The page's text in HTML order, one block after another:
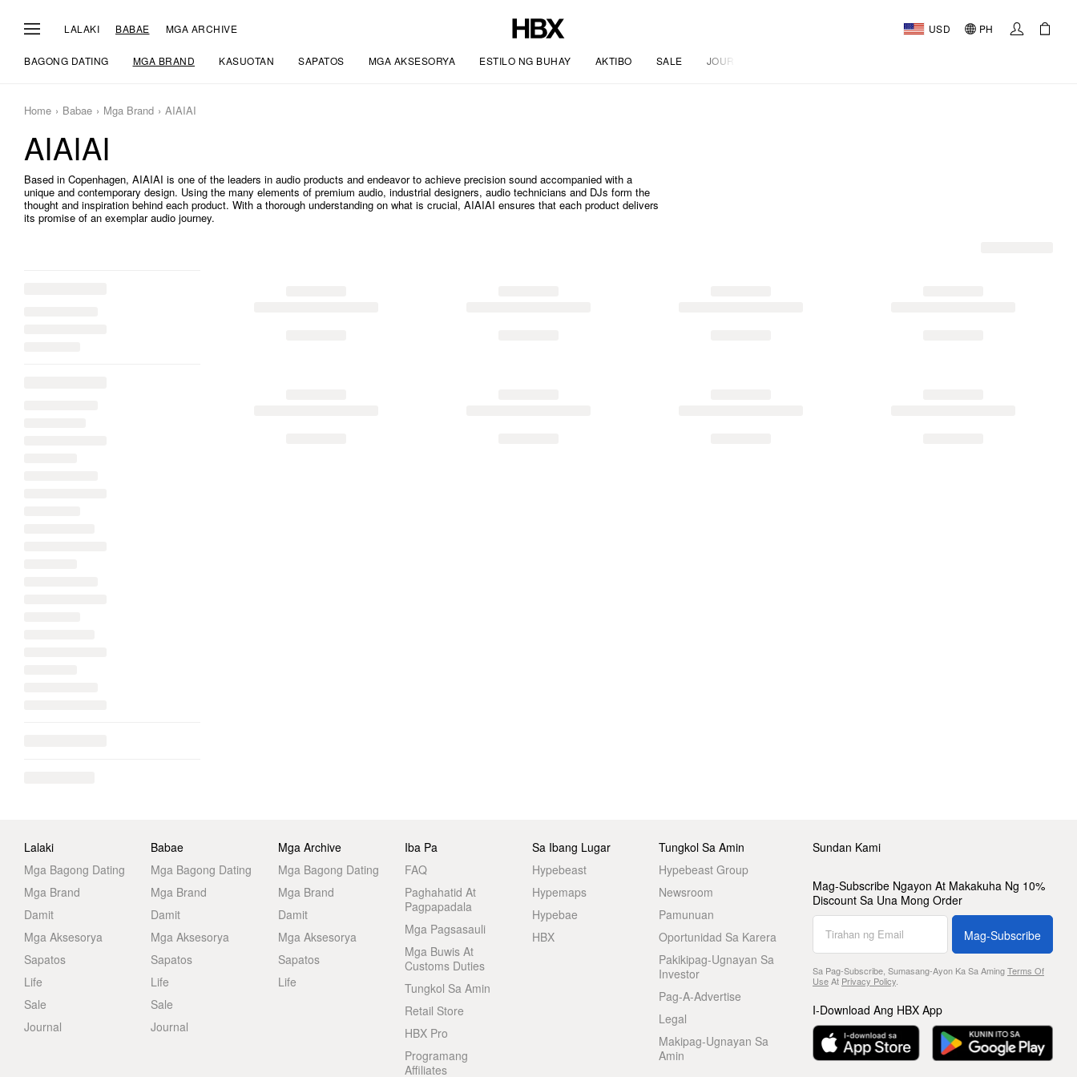
LALAKI BABAE MGA ARCHIVE USD PH
BAGONG DATING MGA BRAND KASUOTAN SAPATOS MGA AKSESORYA ESTILO NG BUHAY AKTIBO SALE JOURNAL
Home Babae Mga Brand AIAIAI
AIAIAI
Based in Copenhagen, AIAIAI is one of the leaders in audio products and endeavor to achieve precision sound accompanied with a
unique and contemporary design. Using the many elements of premium audio, industrial designers, audio technicians and DJs form the
thought and inspiration behind each product. With a thorough understanding on what is crucial, AIAIAI ensures that each product delivers
its promise of an exemplar audio journey.
Lalaki
Mga Bagong Dating
Mga Brand
Damit
Mga Aksesorya
Sapatos
Life
Sale
Journal
Babae
Mga Bagong Dating
Mga Brand
Damit
Mga Aksesorya
Sapatos
Life
Sale
Journal
Mga Archive
Mga Bagong Dating
Mga Brand
Damit
Mga Aksesorya
Sapatos
Life
Iba Pa
FAQ
Paghahatid At
Pagpapadala
Mga Pagsasauli
Mga Buwis At
Customs Duties
Tungkol Sa Amin
Retail Store
HBX Pro
Programang
Affiliates
Sa Ibang Lugar
Hypebeast
Hypemaps
Hypebae
HBX
Tungkol Sa Amin
Hypebeast Group
Newsroom
Pamunuan
Oportunidad Sa Karera
Pakikipag-Ugnayan Sa
Investor
Pag-A-Advertise
Legal
Makipag-Ugnayan Sa
Amin
Sundan Kami
Mag-Subscribe Ngayon At Makakuha Ng 10%
Discount Sa Una Mong Order
Mag-Subscribe
Sa Pag-Subscribe, Sumasang-Ayon Ka Sa AmingTerms Of
UseAt Privacy Policy.
I-Download Ang HBX App